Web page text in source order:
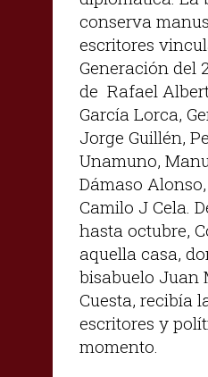
conserva
escritores
Generación del
de Rafael
García Lorca,
Jorge Guillén,
Unamuno,
Dámaso
Camilo J Cela.
hasta octubre,
aquella casa,
bisabuelo Juan
Cuesta, recibía
escritores y
momento.